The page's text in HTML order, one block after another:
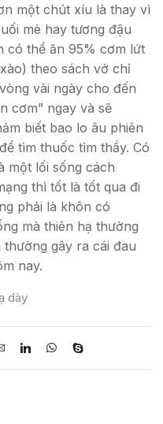
một chút xíu là thay vì
mè hay tương đậu
có thể ăn 95% cơm lứt
theo sách vở chỉ
vài ngày cho đến
cơm” ngay và sẽ
biết bao lo âu phiên
tìm thuốc tìm thầy. Có
một lối sống cách
thì tốt là tốt qua đi
phải là khôn có
mà thiên hạ thường
gây ra cái đau
nay.
dày